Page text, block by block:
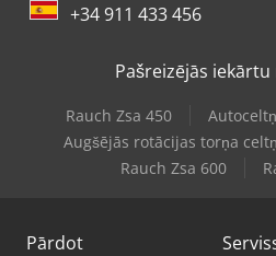
+34 911 433 456
Pašreizējās iekārtu
Rauch Zsa 450
Augšējās rotācijas torņa
Rauch Zsa 600
Pārdot